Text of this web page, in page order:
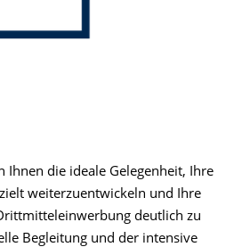
Ihnen die ideale Gelegenheit, Ihre
weiterzuentwickeln und Ihre
deutlich zu
Begleitung und der intensive